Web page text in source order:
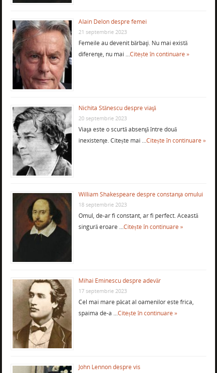
Alain Delon despre femei
21 septembrie 2023
Femeile au devenit bărbaţi. Nu mai există
diferenţe, nu mai …Citește în continuare »
Nichita Stănescu despre viaţă
20 septembrie 2023
Viaţa este o scurtă absenţă între două
inexistenţe. Citește mai …Citește în continuare »
William Shakespeare despre constanţa omului
18 septembrie 2023
Omul, de-ar fi constant, ar fi perfect. Această
singură eroare …Citește în continuare »
Mihai Eminescu despre adevăr
17 septembrie 2023
Cel mai mare păcat al oamenilor este frica,
spaima de-a …Citește în continuare »
John Lennon despre vis